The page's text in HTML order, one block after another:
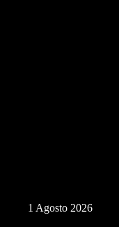
1 Agosto 2026